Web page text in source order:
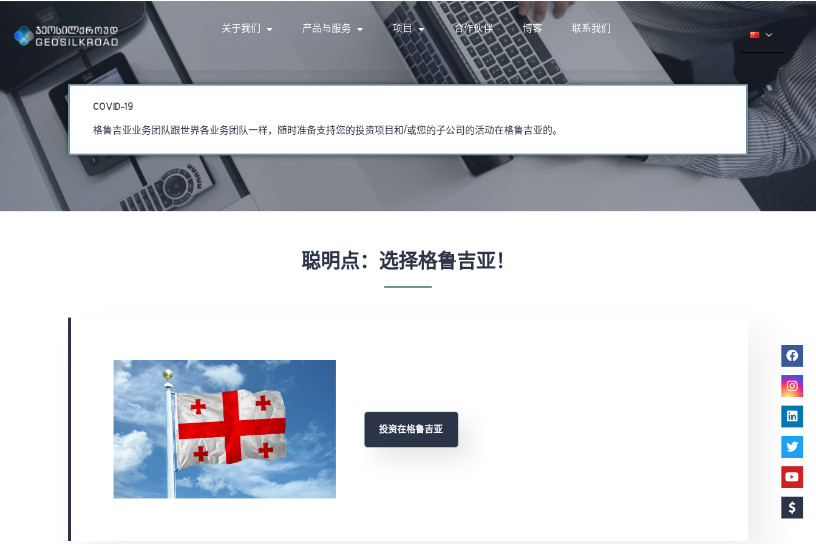
关于我们 产品与服务 项目 合作伙伴 博客 联系我们
COVID-19
格鲁吉亚业务团队跟世界各业务团队一样，随时准备支持您的投资项目和/或您的子公司的活动在格鲁吉亚的。
聪明点：选择格鲁吉亚！
投资在格鲁吉亚